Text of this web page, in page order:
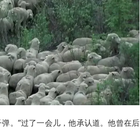
。”过了一会儿，他承认道。他曾在后